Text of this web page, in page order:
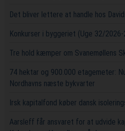
Det bliver lettere at handle hos
Konkurser i byggeriet (Uge 32/2026-
Tre hold kæmper om Svanemøllens
74 hektar og 900.000 etagemeter:
Nordhavns næste bykvarter
Irsk kapitalfond køber dansk
Aarsleff får ansvaret for at udvide